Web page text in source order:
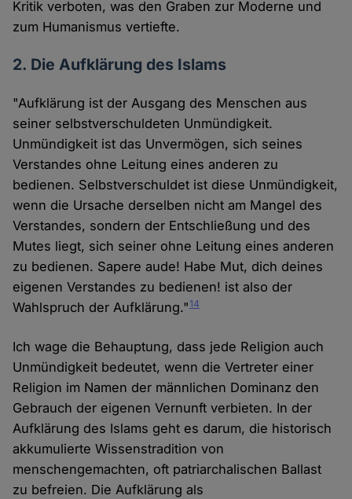
Kritik verboten, was den Graben zur Moderne und
zum Humanismus vertiefte.
2. Die Aufklärung des Islams
"Aufklärung ist der Ausgang des Menschen aus
seiner selbstverschuldeten Unmündigkeit.
Unmündigkeit ist das Unvermögen, sich seines
Verstandes ohne Leitung eines anderen zu
bedienen. Selbstverschuldet ist diese Unmündigkeit,
wenn die Ursache derselben nicht am Mangel des
Verstandes, sondern der Entschließung und des
Mutes liegt, sich seiner ohne Leitung eines anderen
zu bedienen. Sapere aude! Habe Mut, dich deines
eigenen Verstandes zu bedienen! ist also der
Wahlspruch der Aufklärung."14
Ich wage die Behauptung, dass jede Religion auch
Unmündigkeit bedeutet, wenn die Vertreter einer
Religion im Namen der männlichen Dominanz den
Gebrauch der eigenen Vernunft verbieten. In der
Aufklärung des Islams geht es darum, die historisch
akkumulierte Wissenstradition von
menschengemachten, oft patriarchalischen Ballast
zu befreien. Die Aufklärung als